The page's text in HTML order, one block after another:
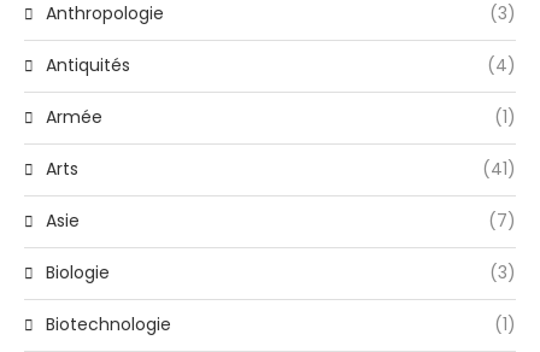
Anthropologie (3)
Antiquités (4)
Armée (1)
Arts (41)
Asie (7)
Biologie (3)
Biotechnologie (1)